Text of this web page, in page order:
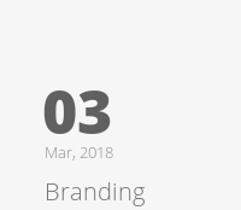
03
Mar, 2018
Branding